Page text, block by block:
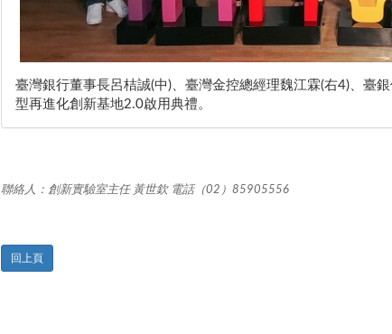
臺灣銀行董事長呂桔誠(中)、臺灣金控總經理魏江霖(右4)、臺
型再進化創新基地2.0啟用典禮。
聯絡人：創新實驗室主任 黃世欽 電話（02）85905556
回上頁